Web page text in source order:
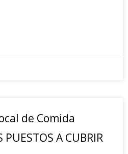
de Comida
PUESTOS A CUBRIR